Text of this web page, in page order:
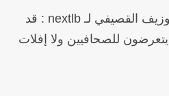
نقيب المحررين في لبنان جوزيف القصيفي لـ nextlb : قد
للصحافيين ولا إفلات